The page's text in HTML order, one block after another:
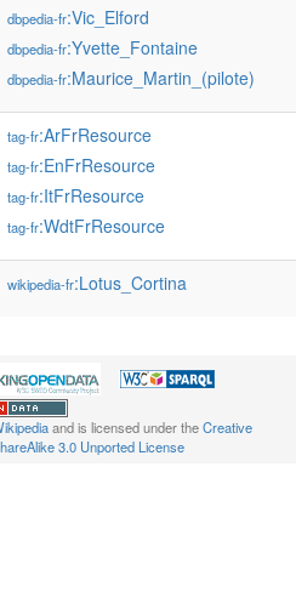
dbpedia-fr:Vic_Elford
dbpedia-fr:Yvette_Fontaine
dbpedia-fr:Maurice_Martin_(pilote)
tag-fr:ArFrResource
tag-fr:EnFrResource
tag-fr:ItFrResource
tag-fr:WdtFrResource
wikipedia-fr:Lotus_Cortina
and is licensed under theCreative
3.0 Unported License